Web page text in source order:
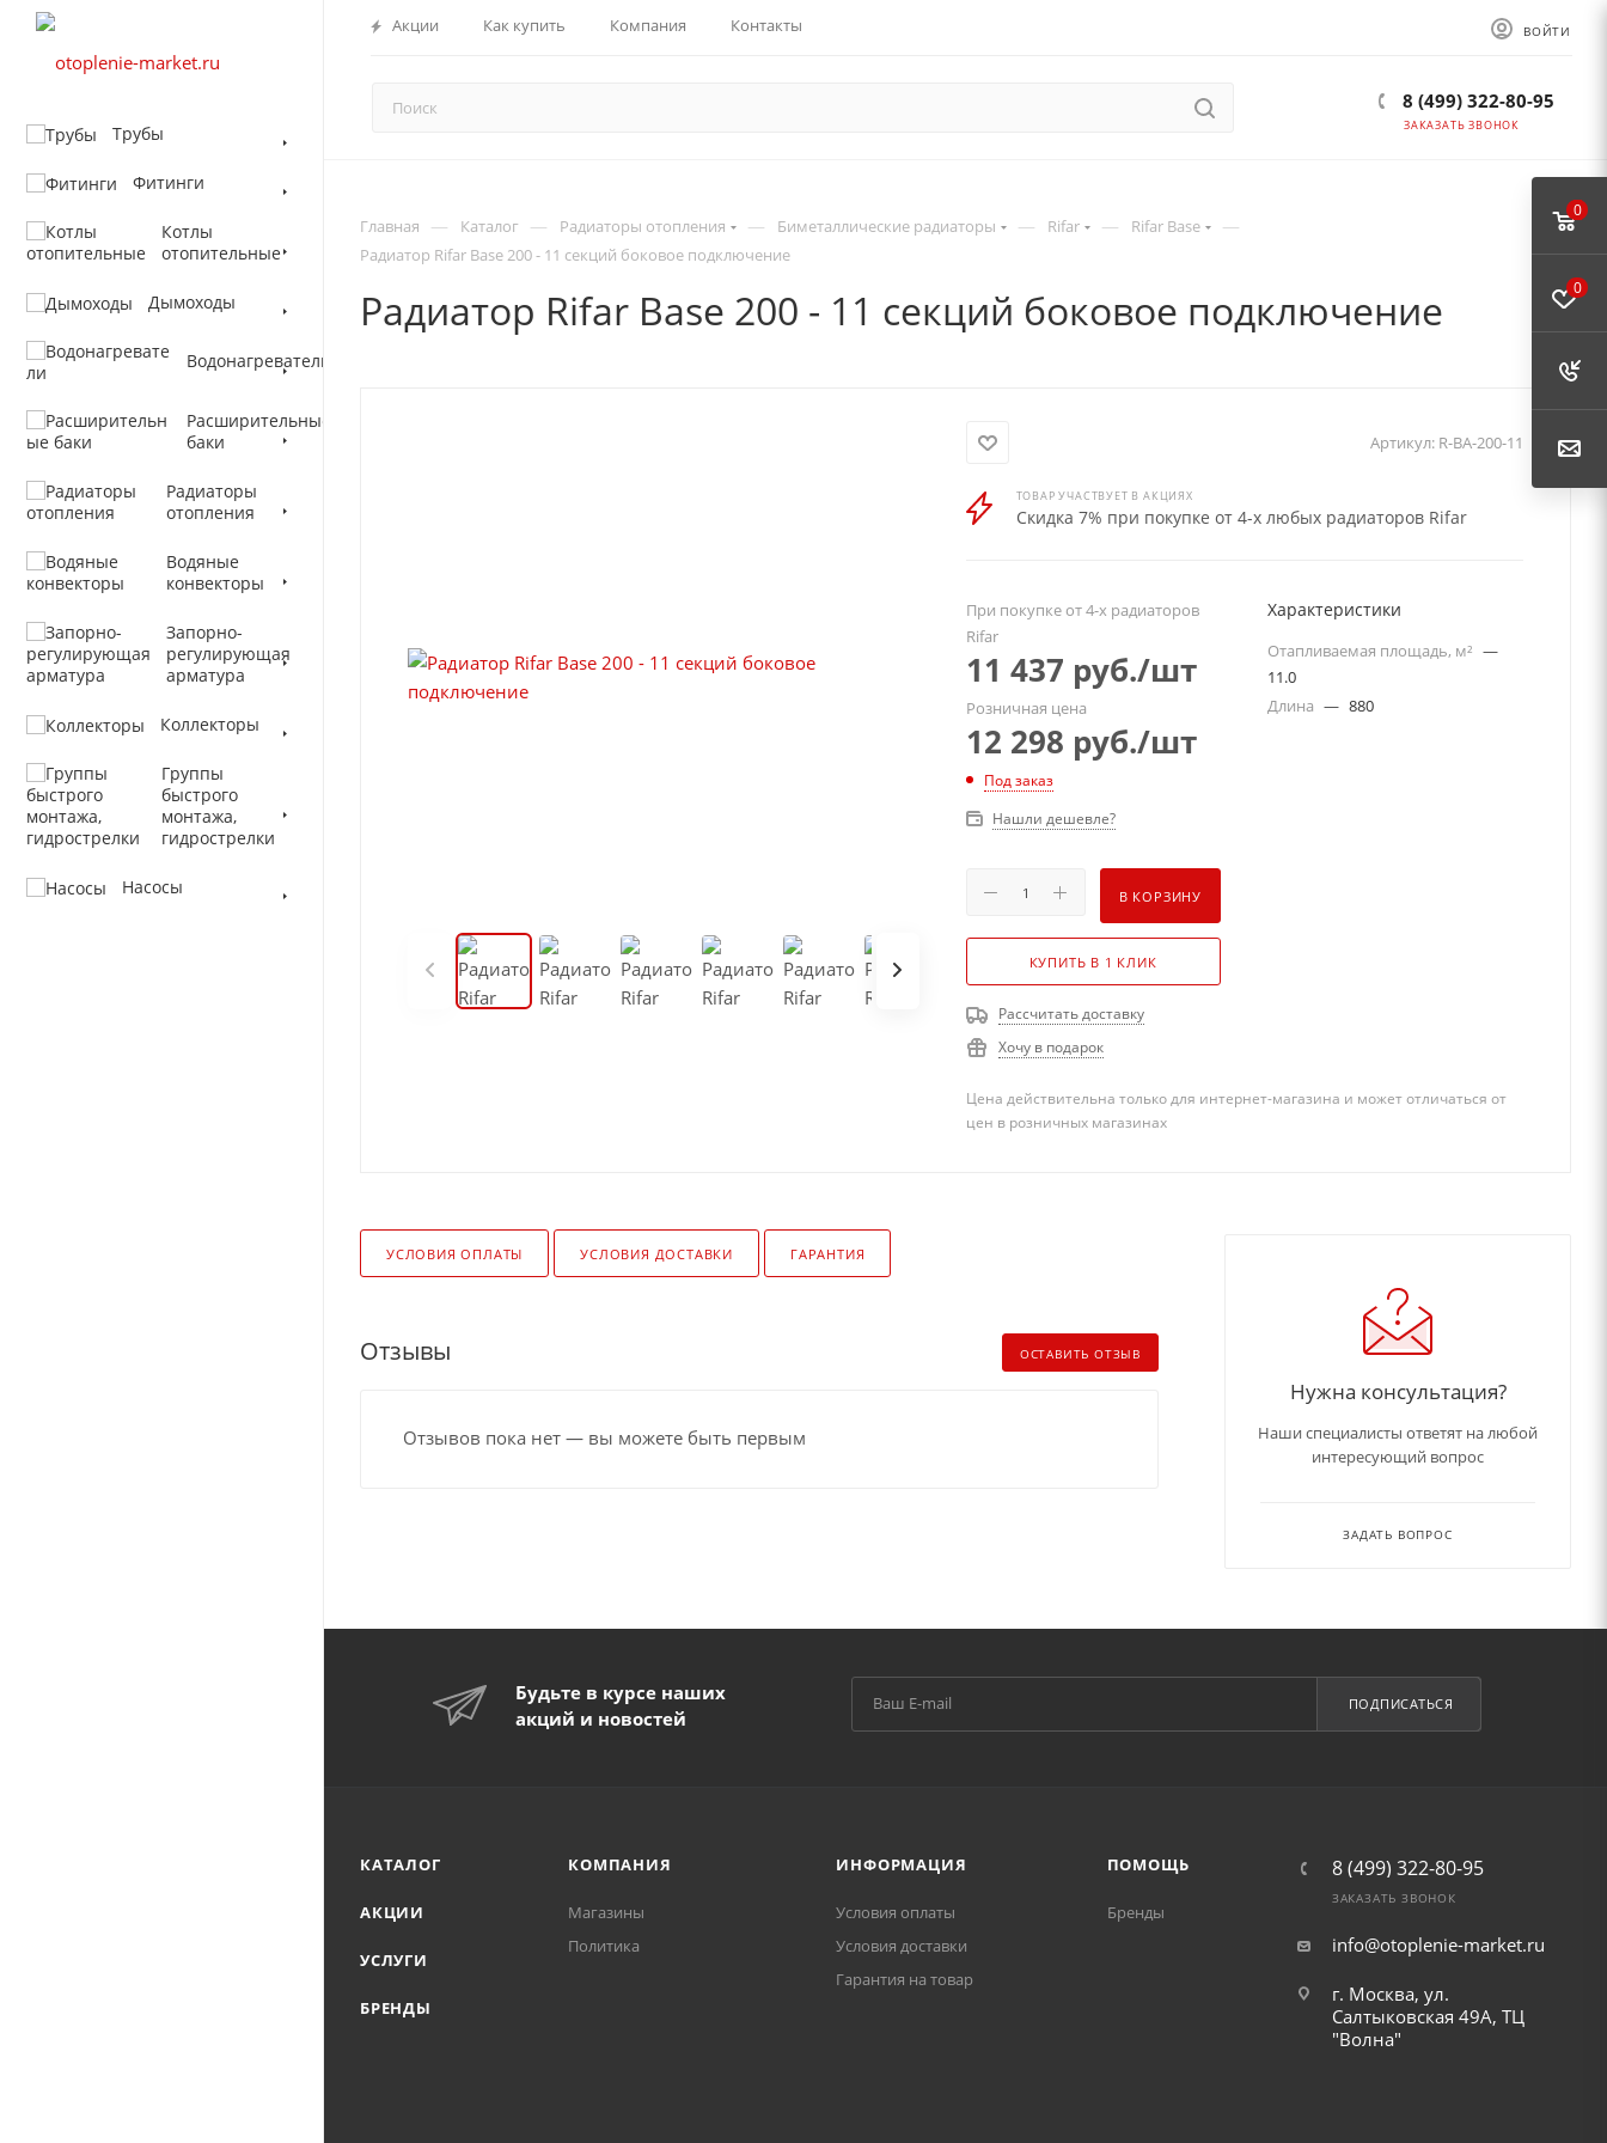
Акции Как купить Компания Контакты ВОЙТИ
8 (499) 322-80-95
ЗАКАЗАТЬ ЗВОНОК
Трубы
Фитинги
Котлы
отопительные
Дымоходы
Водонагреватели
Расширительные
баки
Радиаторы
отопления
Водяные
конвекторы
Запорно-
регулирующая
арматура
Коллекторы
Группы
быстрого
монтажа,
гидрострелки
Насосы
Главная — Каталог — Радиаторы отопления — Биметаллические радиаторы — Rifar — Rifar Base —
Радиатор Rifar Base 200 - 11 секций боковое подключение
Радиатор Rifar Base 200 - 11 секций боковое подключение
Артикул: R-BA-200-11
ТОВАР УЧАСТВУЕТ В АКЦИЯХ
Скидка 7% при покупке от 4-х любых радиаторов Rifar
При покупке от 4-х радиаторов
Rifar
11 437 руб./шт
Розничная цена
12 298 руб./шт
Под заказ
Нашли дешевле?
В КОРЗИНУ
КУПИТЬ В 1 КЛИК
Рассчитать доставку
Хочу в подарок
Характеристики
Отапливаемая площадь, м² —
11.0
Длина — 880
Цена действительна только для интернет-магазина и может отличаться от
цен в розничных магазинах
УСЛОВИЯ ОПЛАТЫ УСЛОВИЯ ДОСТАВКИ ГАРАНТИЯ
Отзывы ОСТАВИТЬ ОТЗЫВ
Отзывов пока нет — вы можете быть первым
Нужна консультация?
Наши специалисты ответят на любой
интересующий вопрос
ЗАДАТЬ ВОПРОС
Будьте в курсе наших
акций и новостей
ПОДПИСАТЬСЯ
КАТАЛОГ
АКЦИИ
УСЛУГИ
БРЕНДЫ
КОМПАНИЯ
Магазины
Политика
ИНФОРМАЦИЯ
Условия оплаты
Условия доставки
Гарантия на товар
ПОМОЩЬ
Бренды
8 (499) 322-80-95
ЗАКАЗАТЬ ЗВОНОК
info@otoplenie-market.ru
г. Москва, ул.
Салтыковская 49А, ТЦ
"Волна"
0
0